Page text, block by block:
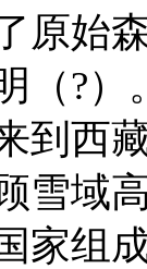
原始
（?
到西
雪域
家组